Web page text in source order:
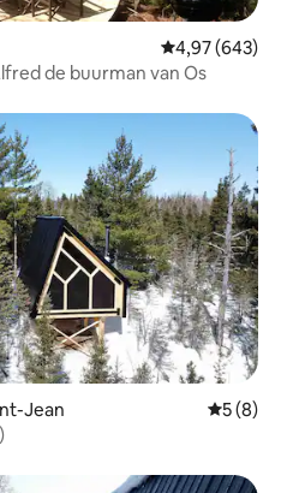
Gemiddelde
4,97 (643)
de buurman van Os
Jean
5 (8)